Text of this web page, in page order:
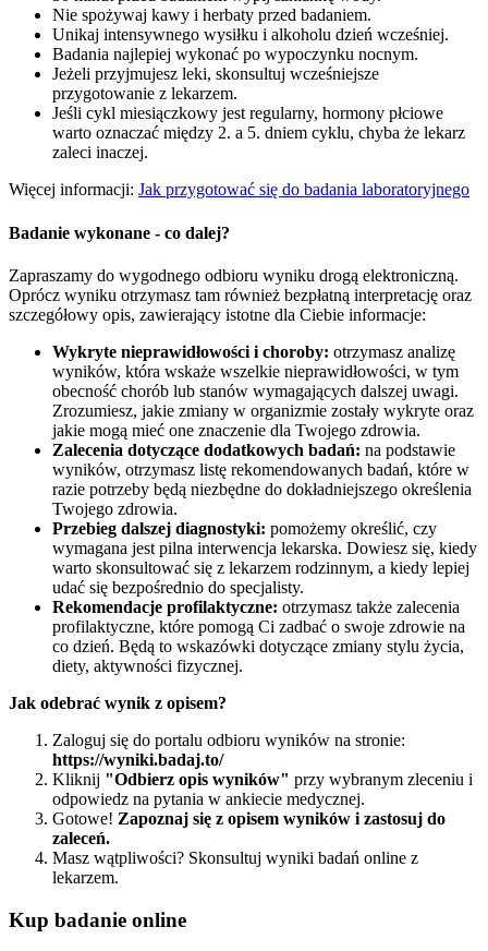
Nie spożywaj kawy i herbaty przed badaniem.
Unikaj intensywnego wysiłku i alkoholu dzień wcześniej.
Badania najlepiej wykonać po wypoczynku nocnym.
Jeżeli przyjmujesz leki, skonsultuj wcześniejsze
przygotowanie z lekarzem.
Jeśli cykl miesiączkowy jest regularny, hormony płciowe
warto oznaczać między 2. a 5. dniem cyklu, chyba że lekarz
zaleci inaczej.
Więcej informacji: Jak przygotować się do badania laboratoryjnego
Badanie wykonane - co dalej?
Zapraszamy do wygodnego odbioru wyniku drogą elektroniczną.
Oprócz wyniku otrzymasz tam również bezpłatną interpretację oraz
szczegółowy opis, zawierający istotne dla Ciebie informacje:
Wykryte nieprawidłowości i choroby: otrzymasz analizę
wyników, która wskaże wszelkie nieprawidłowości, w tym
obecność chorób lub stanów wymagających dalszej uwagi.
Zrozumiesz, jakie zmiany w organizmie zostały wykryte oraz
jakie mogą mieć one znaczenie dla Twojego zdrowia.
Zalecenia dotyczące dodatkowych badań: na podstawie
wyników, otrzymasz listę rekomendowanych badań, które w
razie potrzeby będą niezbędne do dokładniejszego określenia
Twojego zdrowia.
Przebieg dalszej diagnostyki: pomożemy określić, czy
wymagana jest pilna interwencja lekarska. Dowiesz się, kiedy
warto skonsultować się z lekarzem rodzinnym, a kiedy lepiej
udać się bezpośrednio do specjalisty.
Rekomendacje profilaktyczne: otrzymasz także zalecenia
profilaktyczne, które pomogą Ci zadbać o swoje zdrowie na
co dzień. Będą to wskazówki dotyczące zmiany stylu życia,
diety, aktywności fizycznej.
Jak odebrać wynik z opisem?
Zaloguj się do portalu odbioru wyników na stronie:
https://wyniki.badaj.to/
Kliknij "Odbierz opis wyników" przy wybranym zleceniu i
odpowiedz na pytania w ankiecie medycznej.
Gotowe! Zapoznaj się z opisem wyników i zastosuj do
zaleceń.
Masz wątpliwości? Skonsultuj wyniki badań online z
lekarzem.
Kup badanie online